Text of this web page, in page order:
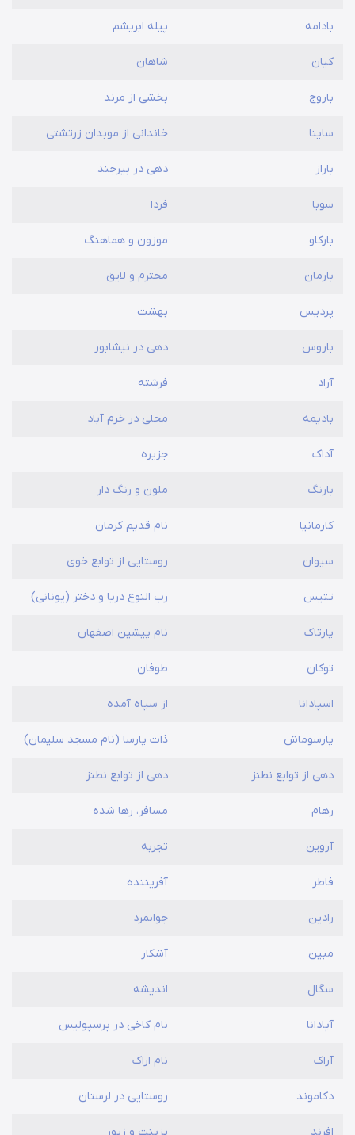
بادامه پیله ابریشم
کیان شاهان
باروج بخشی از مرند
ساینا خاندانی از موبدان زرتشتی
باراز دهی در بیرجند
سوبا فردا
بارکاو موزون و هماهنگ
بارمان محترم و لایق
پردیس بهشت
باروس دهی در نیشابور
آراد فرشته
بادیمه محلی در خرم آباد
آداک جزیره
بارنگ ملون و رنگ دار
کارمانیا نام قدیم کرمان
سیوان روستایی از توابع خوی
تتیس رب النوع دریا و دختر (یونانی)
پارتاک نام پیشین اصفهان
توکان طوفان
اسپادانا از سپاه آمده
پارسوماش ذات پارسا (نام مسجد سلیمان)
دهی از توابع نطنز دهی از توابع نطنز
رهام مسافر، رها شده
آروین تجربه
فاطر آفریننده
رادین جوانمرد
مبین آشکار
سگال اندیشه
آپادانا نام کاخی در پرسپولیس
آراک نام اراک
دکاموند روستایی در لرستان